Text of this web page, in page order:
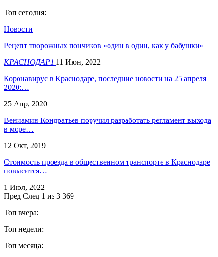
Топ сегодня:
Новости
Рецепт творожных пончиков «один в один, как у бабушки»
КРАСНОДАР1 11 Июн, 2022
Коронавирус в Краснодаре, последние новости на 25 апреля
2020:…
25 Апр, 2020
Вениамин Кондратьев поручил разработать регламент выхода
в море…
12 Окт, 2019
​Стоимость проезда в общественном транспорте в Краснодаре
повысится…
1 Июл, 2022
Пред След 1 из 3 369
Топ вчера:
Топ недели:
Топ месяца: